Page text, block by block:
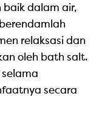
dalam air,
relaksasi dan
oleh bath salt.
secara